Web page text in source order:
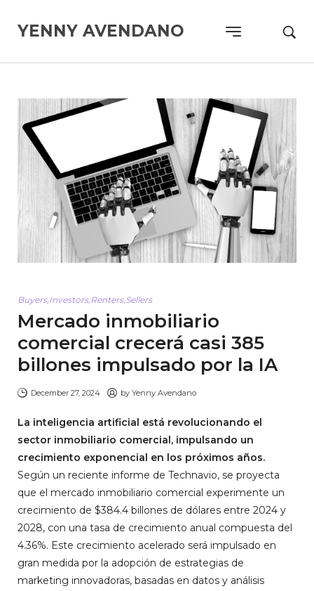
YENNY AVENDANO
Buyers,Investors,Renters,Sellers
Mercado inmobiliario
comercial crecerá casi 385
billones impulsado por la IA
December 27, 2024 by Yenny Avendano
La inteligencia artificial está revolucionando el
sector inmobiliario comercial, impulsando un
crecimiento exponencial en los próximos años.
Según un reciente informe de Technavio, se proyecta
que el mercado inmobiliario comercial experimente un
crecimiento de $384.4 billones de dólares entre 2024 y
2028, con una tasa de crecimiento anual compuesta del
4.36%. Este crecimiento acelerado será impulsado en
gran medida por la adopción de estrategias de
marketing innovadoras, basadas en datos y análisis